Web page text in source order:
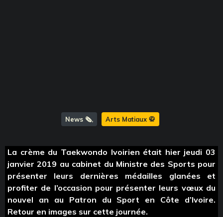
News 🗞️ Arts Matiaux 🥋
La crème du Taekwondo Ivoirien était hier jeudi 03
janvier 2019 au cabinet du Ministre des Sports pour
présenter leurs dernières médailles glanées et
profiter de l’occasion pour présenter leurs vœux du
nouvel an au Patron du Sport en Côte d’Ivoire.
Retour en images sur cette journée.